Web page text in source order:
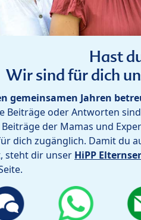
Hast
Wir sind für dich
gemeinsamen Jahren
Beiträge oder Antworten
der Mamas und
dich zugänglich. Damit du
steht dir unser HiPP